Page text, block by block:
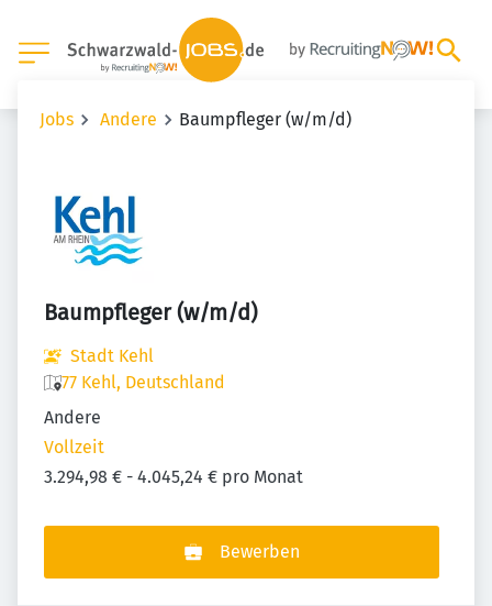
Jobs Andere Baumpfleger (w/m/d)
Baumpfleger (w/m/d)
Stadt Kehl
77 Kehl, Deutschland
Andere
Vollzeit
3.294,98 € - 4.045,24 € pro Monat
Bewerben